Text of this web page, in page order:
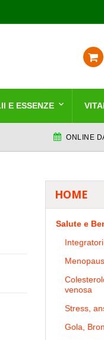
E ESSENZE
ONLINE
HOME
Salute e
venosa
Stress,
Gola,